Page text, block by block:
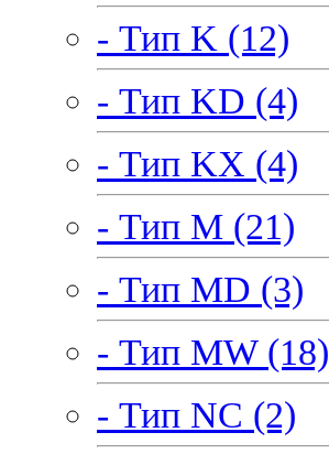
- Тип K (12)
- Тип KD (4)
- Тип KX (4)
- Тип M (21)
- Тип MD (3)
- Тип MW (18)
- Тип NC (2)